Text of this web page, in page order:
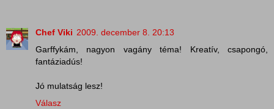
Chef Viki 2009. december 8. 20:13
Garffykám, nagyon vagány téma! Kreatív, csapongó,
fantáziadús!
Jó mulatság lesz!
Válasz